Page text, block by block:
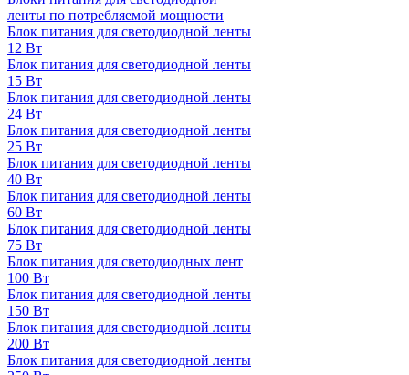
ленты по потребляемой мощности
Блок питания для светодиодной ленты
12 Вт
Блок питания для светодиодной ленты
15 Вт
Блок питания для светодиодной ленты
24 Вт
Блок питания для светодиодной ленты
25 Вт
Блок питания для светодиодной ленты
40 Вт
Блок питания для светодиодной ленты
60 Вт
Блок питания для светодиодной ленты
75 Вт
Блок питания для светодиодных лент
100 Вт
Блок питания для светодиодной ленты
150 Вт
Блок питания для светодиодной ленты
200 Вт
Блок питания для светодиодной ленты